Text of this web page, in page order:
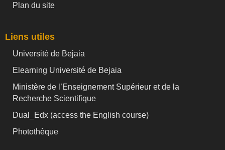
Plan du site
Liens utiles
Université de Bejaia
Elearning Université de Bejaia
Ministère de l’Enseignement Supérieur et de la
Recherche Scientifique
Dual_Edx (access the English course)
Photothèque